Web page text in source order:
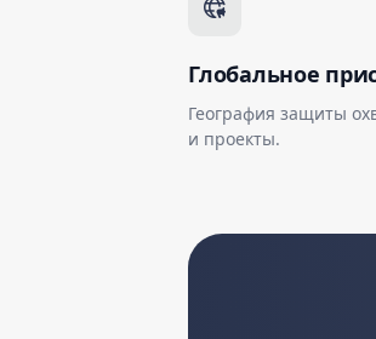
Глобальное
География защиты
и проекты.